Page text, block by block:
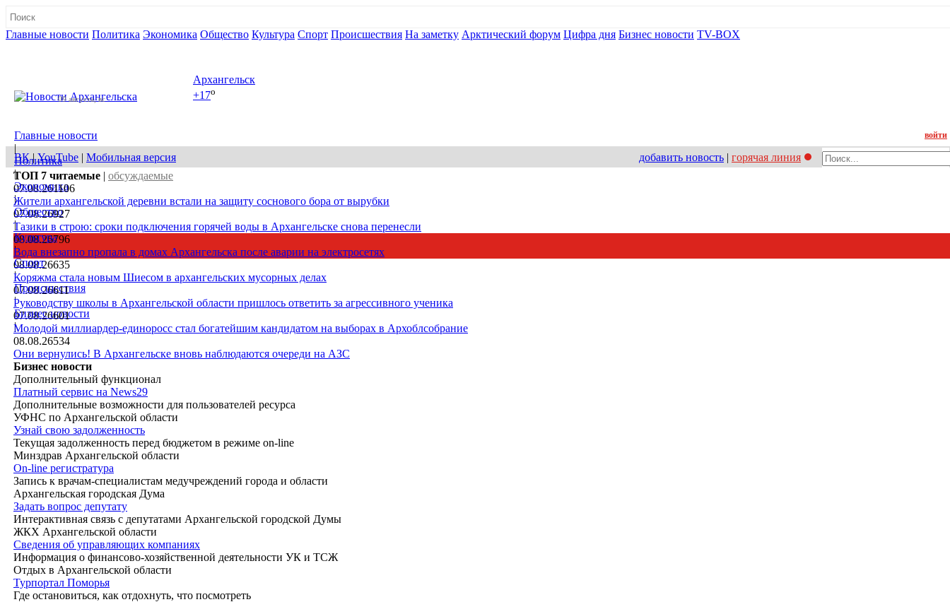
Главные новости Политика Экономика Общество Культура Спорт Происшествия На заметку Арктический форум Цифра дня Бизнес новости TV-BOX
09 августа, вс
Архангельск
+17o
Главные новости
|
Политика
|
Экономика
|
Общество
|
Культура
|
Спорт
|
Происшествия
|
Бизнес новости
|
войти
ВК|YouTube | Мобильная версия добавить новость | горячая линия
ТОП 7 читаемые | обсуждаемые
07.08.261106
Жители архангельской деревни встали на защиту соснового бора от вырубки
07.08.26927
Тазики в строю: сроки подключения горячей воды в Архангельске снова перенесли
08.08.26796
Вода внезапно пропала в домах Архангельска после аварии на электросетях
08.08.26635
Коряжма стала новым Шиесом в архангельских мусорных делах
07.08.26611
Руководству школы в Архангельской области пришлось ответить за агрессивного ученика
07.08.26601
Молодой миллиардер-единоросс стал богатейшим кандидатом на выборах в Архоблсобрание
08.08.26534
Они вернулись! В Архангельске вновь наблюдаются очереди на АЗС
Бизнес новости
Дополнительный функционал
Платный сервис на News29
Дополнительные возможности для пользователей ресурса
УФНС по Архангельской области
Узнай свою задолженность
Текущая задолженность перед бюджетом в режиме on-line
Минздрав Архангельской области
On-line регистратура
Запись к врачам-специалистам медучреждений города и области
Архангельская городская Дума
Задать вопрос депутату
Интерактивная связь с депутатами Архангельской городской Думы
ЖКХ Архангельской области
Сведения об управляющих компаниях
Информация о финансово-хозяйственной деятельности УК и ТСЖ
Отдых в Архангельской области
Турпортал Поморья
Где остановиться, как отдохнуть, что посмотреть